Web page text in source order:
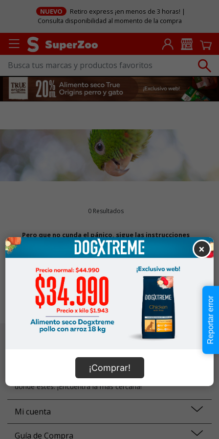
NUEVO
Retiro express ¡en menos de 3 horas! |
Consulta disponibilidad al momento de la compra
×
¡Comprar!
0 Resultados
Pero que no cunda el pánico, sigue las instrucciones
1. Revisa que la búsqueda no tenga errores ortográficos
2. Prueba a volver a buscar con palabras más específicas
3. Vuelve a nuestrahome
y prueba de nuevo
¡Todos los caminos llevan a Roma! :)
Somos una familia de más de 70 tiendas a lo largo de todo
Chile, así que siempre tendrás una tienda SuperZoo ahí
donde estés. ¡Encuentra la más cercana!
Mi cuenta
Guía de Compra
Reportar error